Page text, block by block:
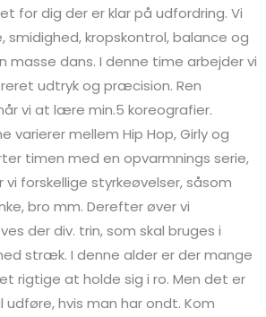
for dig der er klar på udfordring. Vi
kropskontrol, balance og
masse dans. I denne time arbejder vi
udtryk og præcision. Ren
vi at lære min.5 koreografier.
varierer mellem Hip Hop, Girly og
timen med en opvarmnings serie,
forskellige styrkeøvelser, såsom
bro mm. Derefter øver vi
der div. trin, som skal bruges i
stræk. I denne alder er der mange
rigtige at holde sig i ro. Men det er
hvis man har ondt. Kom